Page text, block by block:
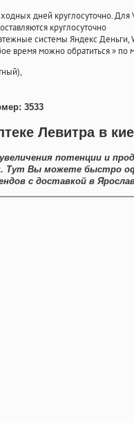
дней круглосуточно.
круглосуточно
системы Яндекс Деньги,
время можно обратиться» по
3533
Левитра в
потенции и
Тут Вы можете быстро
с доставкой в